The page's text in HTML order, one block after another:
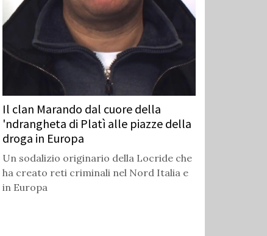
Il clan Marando dal cuore della
'ndrangheta di Platì alle piazze della
droga in Europa
Un sodalizio originario della Locride che
ha creato reti criminali nel Nord Italia e
in Europa